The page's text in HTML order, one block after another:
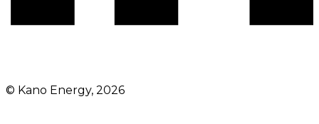
© Kano Energy, 2026